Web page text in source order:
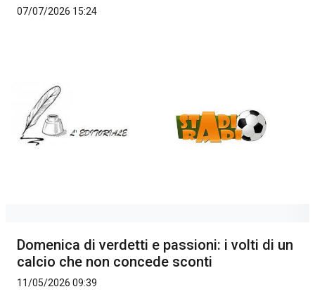
07/07/2026 15:24
Domenica di verdetti e passioni: i volti di un
calcio che non concede sconti
11/05/2026 09:39